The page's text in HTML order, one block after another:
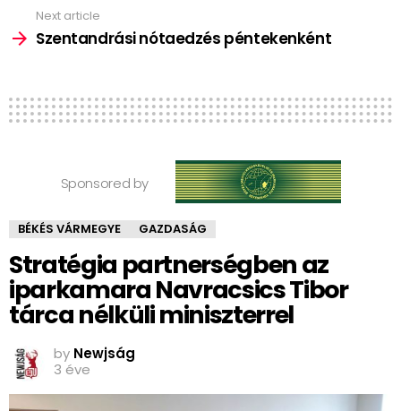
Next article
Szentandrási nótaedzés péntekenként
Sponsored by
BÉKÉS VÁRMEGYE GAZDASÁG
Stratégia partnerségben az
iparkamara Navracsics Tibor
tárca nélküli miniszterrel
by Newjság
3 éve